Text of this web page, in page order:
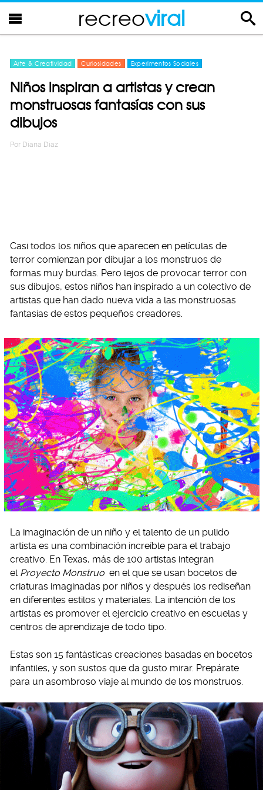
recreoviral
Arte & Creatividad Curiosidades Experimentos Sociales
Niños inspiran a artistas y crean
monstruosas fantasías con sus
dibujos
Por Diana Diaz
Casi todos los niños que aparecen en películas de
terror comienzan por dibujar a los monstruos de
formas muy burdas. Pero lejos de provocar terror con
sus dibujos, estos niños han inspirado a un colectivo de
artistas que han dado nueva vida a las monstruosas
fantasías de estos pequeños creadores.
La imaginación de un niño y el talento de un pulido
artista es una combinación increíble para el trabajo
creativo. En Texas, más de 100 artistas integran
el Proyecto Monstruo en el que se usan bocetos de
criaturas imaginadas por niños y después los rediseñan
en diferentes estilos y materiales. La intención de los
artistas es promover el ejercicio creativo en escuelas y
centros de aprendizaje de todo tipo.
Estas son 15 fantásticas creaciones basadas en bocetos
infantiles, y son sustos que da gusto mirar. Prepárate
para un asombroso viaje al mundo de los monstruos.